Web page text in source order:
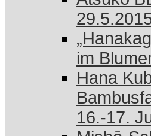
im
Hana
16.-17.